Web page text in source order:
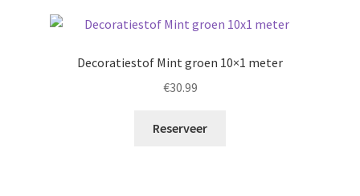
Decoratiestof Mint groen 10×1 meter
€30.99
Reserveer